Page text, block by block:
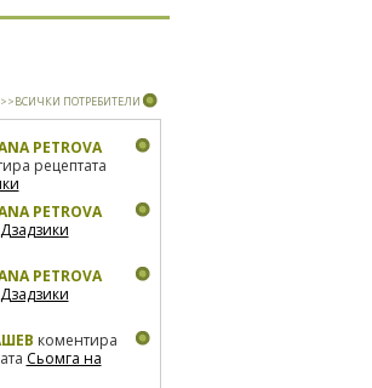
>>ВСИЧКИ ПОТРЕБИТЕЛИ
PETROVA
рецептата
PETROVA
Дзадзики
PETROVA
Дзадзики
коментира
Сьомга на